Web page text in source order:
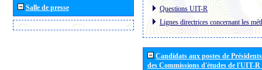
Salle de presse
Questions UIT-R
Lignes directrices concernant les
Candidats aux postes de
des Commissions d'études de l'UIT-